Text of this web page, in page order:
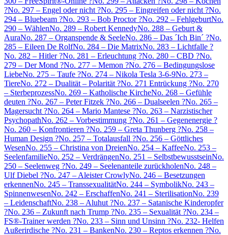
?No. 297 – Engel oder nicht ?No. 295 – Eingreifen oder nicht ?No.
294 – Bluebeam ?No. 293 – Bob Proctor ?No. 292 – FehlgeburtNo.
290 – WählenNo. 289 – Robert KennedyNo. 288 – Geburt &
AuraNo. 287 – Organspende & SeeleNo. 286 – Das ´Ich Bin´ ?No.
285 – Eileen De RolfNo. 284 – Die MatrixNo. 283 – Lichtfalle ?
No. 282 – Hitler ?No. 281 – Erleuchtung ?No. 280 – CBD ?No.
279 – Der Mond ?No. 277 – Memon ?No. 276 – Bedingungslose
LiebeNo. 275 – Taufe ?No. 274 – Nikola Tesla 3-6-9No. 273 –
TiereNo. 272 – Dualität – Polarität ?No. 271 Entrückung ?No. 270
– SterbeprozessNo. 269 – Katholische KircheNo. 268 – Gefühle
deuten ?No. 267 – Peter Fitzek ?No. 266 – Dualseelen ?No. 265 –
Magersucht ?No. 264 – Mario Mantese ?No. 263 – Narzistischer
PsychopathNo. 262 – Vorbestimmung ?No. 261 – Gegenenergie ?
No. 260 – Konfrontieren ?No. 259 – Greta Thunberg ?No. 258 –
Human Design ?No. 257 – Totalausfall ?No. 256 – Göttliches
WesenNo. 255 – Christina von DreienNo. 254 – KaffeeNo. 253 –
SeelenfamilieNo. 252 – VerdrängenNo. 251 – SelbstbewusstseinNo.
250 – Seelenweg ?No. 249 – Seelenanteile zurückholenNo. 248 –
Ulf Diebel ?No. 247 – Aleister CrowlyNo. 246 – Besetzungen
erkennenNo. 245 – TranssexualitätNo. 244 – SymbolikNo. 243 –
SpinnenwesenNo. 242 – ErschaffenNo. 241 – SterilisationNo. 239
– LeidenschaftNo. 238 – Aluhut ?No. 237 – Satanische Kinderopfer
?No. 236 – Zukunft nach Trump ?No. 235 – Sexualität ?No. 234 –
FS®-Trainer werden ?No. 233 – Sinn und Unsinn ?No. 232- Helfen
Außerirdische ?No. 231 – BankenNo. 230 – Reptos erkennen ?No.